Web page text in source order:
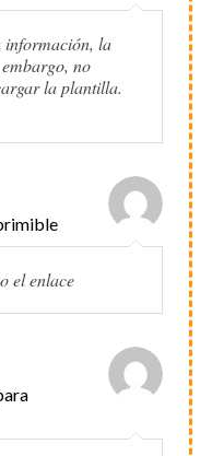
información, la
no
la plantilla.
el enlace